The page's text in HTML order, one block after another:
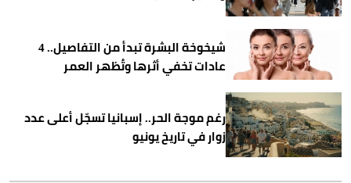
شيخوخة البشرة تبدأ من التفاصيل.. 4
عادات تخفي أثرها وتُظهر العمر
رغم موجة الحر.. إسبانيا تسجّل أعلى عدد
زوار في تاريخ يونيو